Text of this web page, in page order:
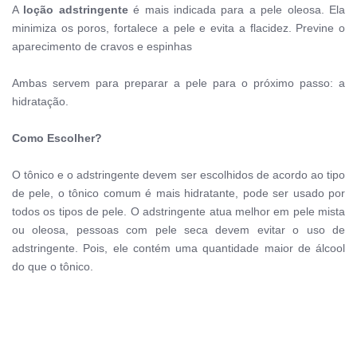
A loção adstringenteé mais indicada para a pele oleosa. Ela
minimiza os poros, fortalece a pele e evita a flacidez. Previne o
aparecimento de cravos e espinhas
Ambas servem para preparar a pele para o próximo passo: a
hidratação.
Como Escolher?
O tônico e o adstringente devem ser escolhidos de acordo ao tipo
de pele, otônico comum é mais hidratante, pode ser usado por
todos os tipos de pele. O adstringente atua melhor em pele mista
ou oleosa, pessoas com pele seca devem evitar o uso de
adstringente. Pois, ele contém uma quantidade maior de álcool
do que o tônico.